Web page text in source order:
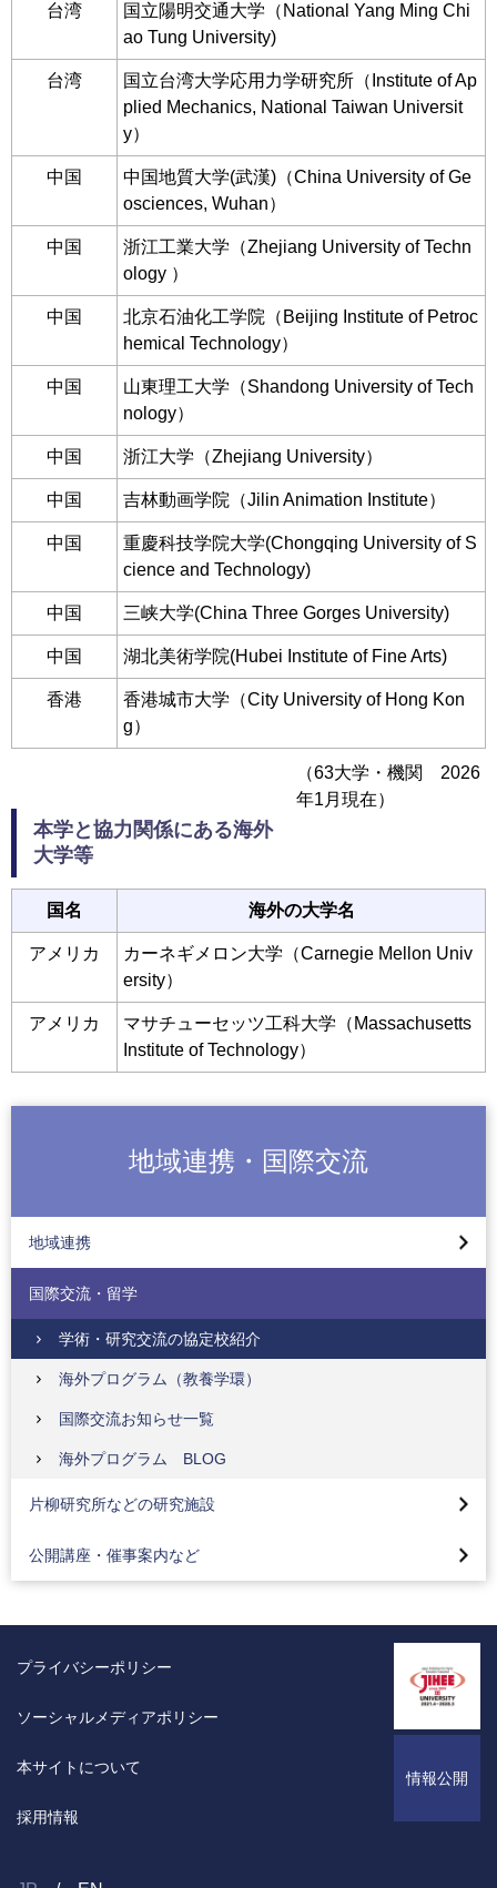
台湾
国立陽明交通大学（National Yang Ming Chi
ao Tung University)
台湾
国立台湾大学応用力学研究所（Institute of Ap
plied Mechanics, National Taiwan Universit
y）
中国
中国地質大学(武漢)（China University of Ge
osciences, Wuhan）
中国
浙江工業大学（Zhejiang University of Techn
ology ）
中国
北京石油化工学院（Beijing Institute of Petroc
hemical Technology）
中国
山東理工大学（Shandong University of Tech
nology）
中国 浙江大学（Zhejiang University）
中国 吉林動画学院（Jilin Animation Institute）
中国
重慶科技学院大学(Chongqing University of S
cience and Technology)
中国 三峡大学(China Three Gorges University)
中国 湖北美術学院(Hubei Institute of Fine Arts)
香港
香港城市大学（City University of Hong Kon
g）
（63大学・機関 2026
年1月現在）
本学と協力関係にある海外
大学等
国名 海外の大学名
アメリカ
カーネギメロン大学（Carnegie Mellon Univ
ersity）
アメリカ
マサチューセッツ工科大学（Massachusetts
Institute of Technology）
地域連携・国際交流
地域連携
地域連携について
サービスラーニング（教養学環）
地域連携活動（コンピュータサイエンス学部）
地域連携活動（応用生物学部）
地域連携活動（デザイン学部）
プロジェクションマッピング（デザイン学部・メディア学
地域連携お知らせ一覧
国際交流・留学
学術・研究交流の協定校紹介
海外プログラム（教養学環）
国際交流お知らせ一覧
海外プログラム BLOG
片柳研究所などの研究施設
セラミックス複合材料センター
公開講座・催事案内など
第11回 高校生のための応用生物実験講座
情報公開
プライバシーポリシー
ソーシャルメディアポリシー
本サイトについて
採用情報